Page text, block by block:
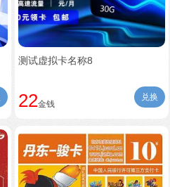
测试虚拟卡名称8
兑换
22金钱